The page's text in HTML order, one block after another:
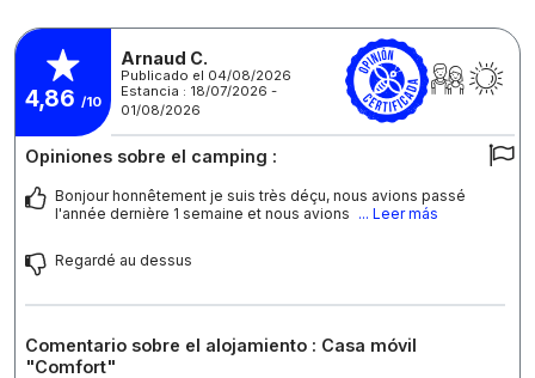
4,86 /10
Arnaud C.
Publicado el 04/08/2026
Estancia : 18/07/2026 -
01/08/2026
Opiniones sobre el camping :
Bonjour honnêtement je suis très déçu, nous avions passé
l'année dernière 1 semaine et nous avions ... Leer más
Regardé au dessus
Comentario sobre el alojamiento : Casa móvil
"Comfort"